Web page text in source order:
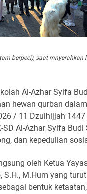
berpeci), saat mnyerahkan
Al-Azhar Syifa
hewan qurban
/ 11 Dzulhijjah
Al-Azhar Syifa
dan kepedulian
oleh Ketua
S.H., M.Hum yang
bentuk